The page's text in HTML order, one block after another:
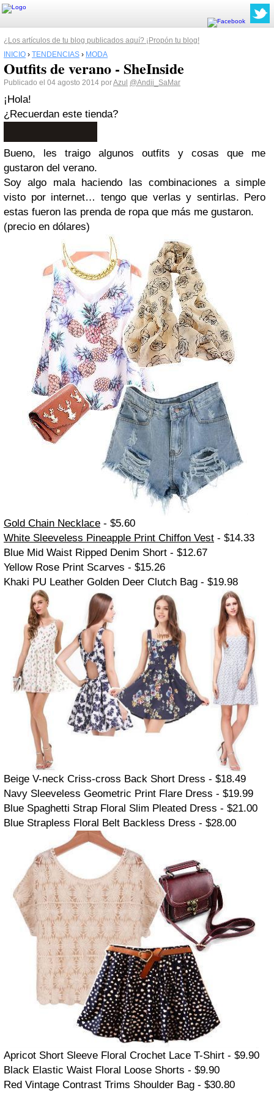
¿Los artículos de tu blog publicados aquí? ¡Propón tu blog!
INICIO › TENDENCIAS › MODA
Outfits de verano - SheInside
Publicado el 04 agosto 2014 porAzul @Andii_SaMar
¡Hola!
¿Recuerdan este tienda?
Bueno, les traigo algunos outfits y cosas que me
gustaron del verano.
Soy algo mala haciendo las combinaciones a simple
visto por internet… tengo que verlas y sentirlas. Pero
estas fueron las prenda de ropa que más me gustaron.
(precio en dólares)
Gold Chain Necklace - $5.60
White Sleeveless Pineapple Print Chiffon Vest - $14.33
Blue Mid Waist Ripped Denim Short - $12.67
Yellow Rose Print Scarves - $15.26
Khaki PU Leather Golden Deer Clutch Bag - $19.98
Beige V-neck Criss-cross Back Short Dress - $18.49
Navy Sleeveless Geometric Print Flare Dress - $19.99
Blue Spaghetti Strap Floral Slim Pleated Dress - $21.00
Blue Strapless Floral Belt Backless Dress - $28.00
Apricot Short Sleeve Floral Crochet Lace T-Shirt - $9.90
Black Elastic Waist Floral Loose Shorts - $9.90
Red Vintage Contrast Trims Shoulder Bag - $30.80